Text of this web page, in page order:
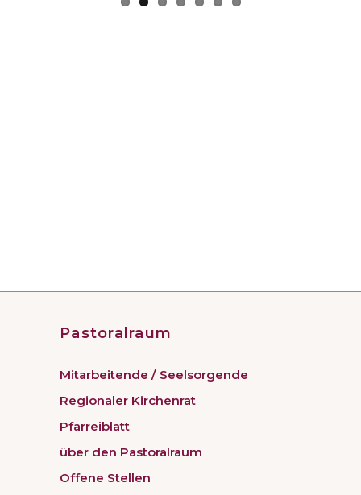
Pastoralraum
Mitarbeitende / Seelsorgende
Regionaler Kirchenrat
Pfarreiblatt
über den Pastoralraum
Offene Stellen